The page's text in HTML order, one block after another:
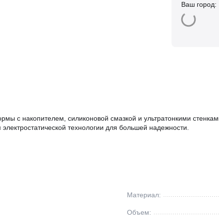
Ваш город:
с накопителем, силиконовой смазкой и ультратонкими
технологии для большей надежности.
Материал:
Объем: